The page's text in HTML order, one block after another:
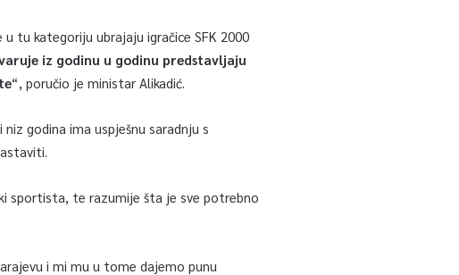
tu kategoriju ubrajaju igračice SFK 2000
iz godinu u godinu predstavljaju
“, poručio je ministar Alikadić.
godina ima uspješnu saradnju s
sportista, te razumije šta je sve potrebno
i mi mu u tome dajemo punu